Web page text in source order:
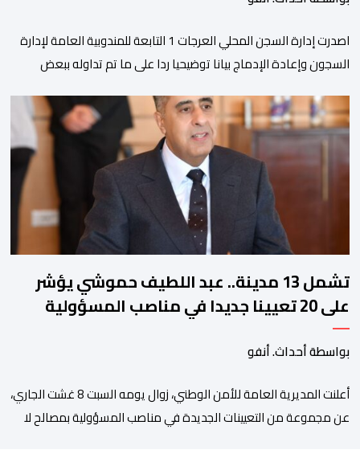
اصدرت إدارة السجن المحلي العرجات 1 التابعة للمندوبية العامة لإدارة
السجون وإعادة الإدماج بيانا توضيحيا ردا على ما تم تداوله ببعض
زيان، المعتقل بالمؤسسة ذاتها، وذلك لتنوير الرأي العام بالحقائق
والمعطيات الدقيقة.واوضحت إدارة المؤسسة السجنية أن المعني
بالأمر يستفيد منذ إيداعه من تتبع طبي منتظم ومستمر وفقا […]
تشمل 13 مدينة.. عبد اللطيف حموشي يؤشر
على 20 تعيينا جديدا في مناصب المسؤولية
بمصالح الأمن الوطني
بواسطة أحداث. أنفو
أعلنت المديرية العامة للأمن الوطني، زوال يومه السبت 8 غشت الجاري،
عن مجموعة من التعيينات الجديدة في مناصب المسؤولية بمصالح لا